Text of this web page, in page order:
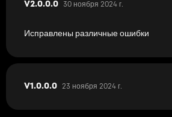
V2.0.0.0 30 ноября 2024 г.
Исправлены различные ошибки
V1.0.0.0 23 ноября 2024 г.